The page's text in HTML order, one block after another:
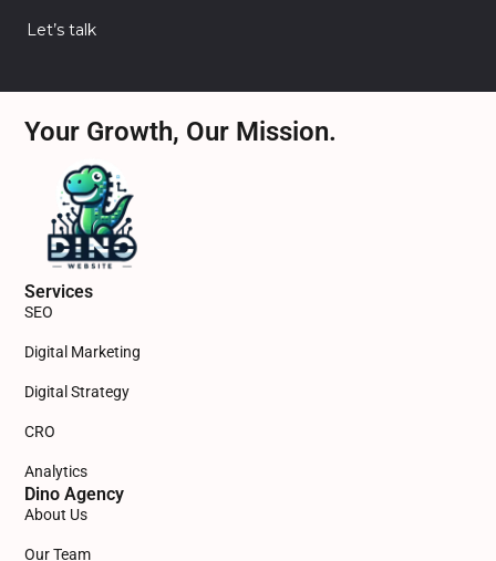
Let’s talk
Your Growth, Our Mission.
Services
SEO
Digital Marketing
Digital Strategy
CRO
Analytics
Dino Agency
About Us
Our Team